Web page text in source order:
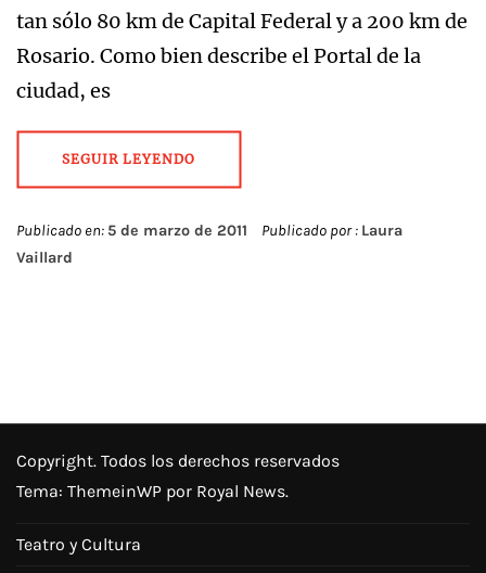
tan sólo 80 km de Capital Federal y a 200 km de
Rosario. Como bien describe el Portal de la
ciudad, es
SEGUIR LEYENDO
Publicado en: 5 de marzo de 2011 Publicado por : Laura
Vaillard
Copyright. Todos los derechos reservados
Tema: ThemeinWP por Royal News.
Teatro y Cultura